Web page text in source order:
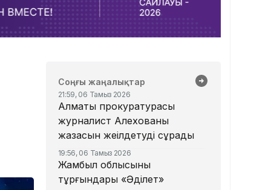
Соңғы жаңалықтар
21:59, 06 Тамыз 2026
Алматы прокуратурасы
журналист Алехованың
жазасын жеңілдетуді сұрады
19:56, 06 Тамыз 2026
Жамбыл облысының
тұрғындары «Әділет»